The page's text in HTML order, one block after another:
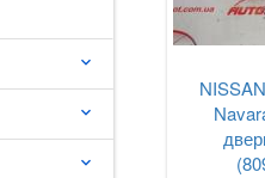
keyboard_arrow_down
keyboard_arrow_down
keyboard_arrow_down